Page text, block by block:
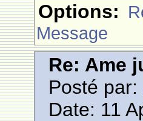
Options:
Message
Re: Ame
Posté par:
Date: 11